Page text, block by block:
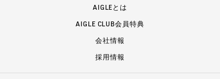
AIGLEとは
AIGLE CLUB会員特典
会社情報
採用情報